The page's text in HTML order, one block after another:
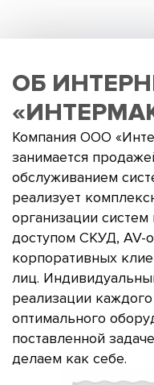
ОБ
Компания ООО
занимается
обслуживанием
реализует
организации
доступом СКУД, AV-
корпоративных
лиц.
реализации
оптимального
поставленной
делаем как себе.